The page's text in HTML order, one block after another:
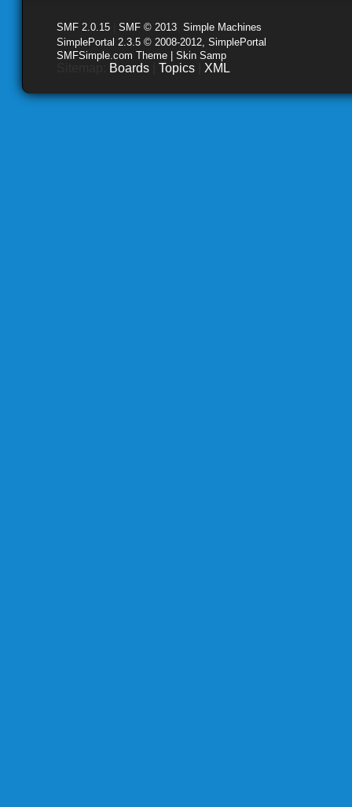
SMF 2.0.15 SMF © 2013 Simple Machines
SimplePortal 2.3.5 © 2008-2012, SimplePortal
SMFSimple.com Theme | Skin Samp
Boards Topics XML